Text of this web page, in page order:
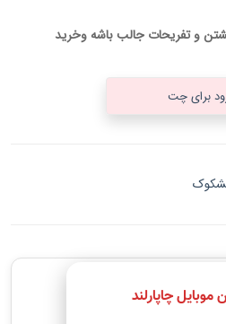
و تفریحات جالب باشه وخرید
برای چت
مشابهموبایل چاپارلند